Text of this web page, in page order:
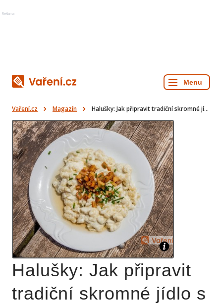
Reklama
Vaření.cz Magazín Halušky: Jak připravit tradiční skromné jídlo s božskou chutí
Halušky: Jak připravit
tradiční skromné jídlo s